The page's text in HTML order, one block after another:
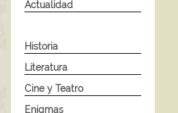
Actualidad
Historia
Literatura
Cine y Teatro
Enigmas